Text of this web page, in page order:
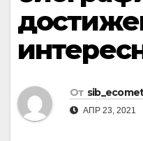
От
АПР 23, 2021